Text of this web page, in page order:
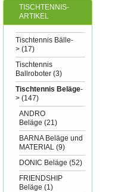
TISCHTENNIS-
ARTIKEL
Tischtennis Bälle-
> (17)
Tischtennis
Ballroboter (3)
Tischtennis Beläge-
> (147)
ANDRO
Beläge (21)
BARNA Beläge und
MATERIAL (9)
DONIC Beläge (52)
FRIENDSHIP
Beläge (1)